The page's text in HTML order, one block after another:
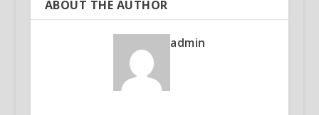
ABOUT THE AUTHOR
admin